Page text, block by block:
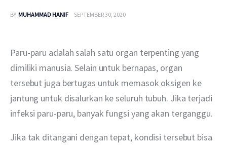
Layanan
BY MUHAMMAD HANIF SEPTEMBER 30, 2020
Paru-paru adalah salah satu organ terpenting yang
dimiliki manusia. Selain untuk bernapas, organ
tersebut juga bertugas untuk memasok oksigen ke
jantung untuk disalurkan ke seluruh tubuh. Jika terjadi
infeksi paru-paru, banyak fungsi yang akan terganggu.
Jika tak ditangani dengan tepat, kondisi tersebut bisa